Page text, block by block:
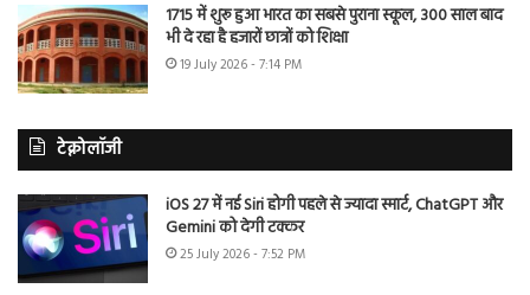
1715 में शुरू हुआ भारत का सबसे पुराना स्कूल, 300 साल बाद
भी दे रहा है हजारों छात्रों को शिक्षा
19 July 2026 - 7:14 PM
टेक्नोलॉजी
iOS 27 में नई Siri होगी पहले से ज्यादा स्मार्ट, ChatGPT और
Gemini को देगी टक्कर
25 July 2026 - 7:52 PM